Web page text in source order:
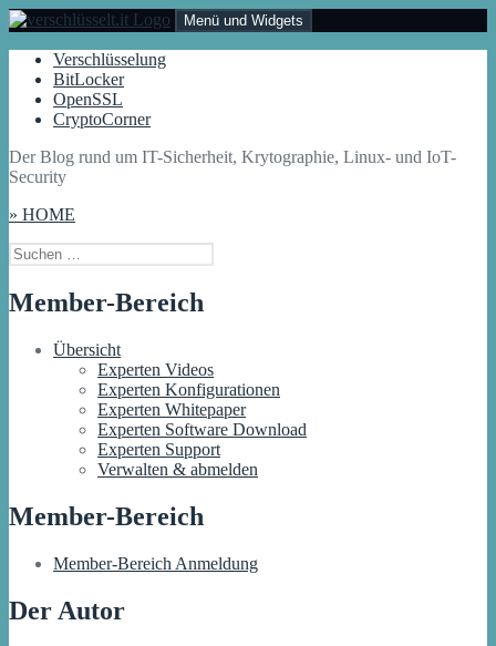
Zum
Inhalt
springen
Verschlüsselt.IT
Der Blog rund um IT-Sicherheit, Krytographie, Linux- und IoT-
Security
Menü und Widgets
Verschlüsselung
BitLocker
OpenSSL
CryptoCorner
Der Blog rund um IT-Sicherheit, Krytographie, Linux- und IoT-
Security
» HOME
Suchen
nach:
Member-Bereich
Übersicht
Experten Videos
Experten Konfigurationen
Experten Whitepaper
Experten Software Download
Experten Support
Verwalten & abmelden
Member-Bereich
Member-Bereich Anmeldung
Der Autor